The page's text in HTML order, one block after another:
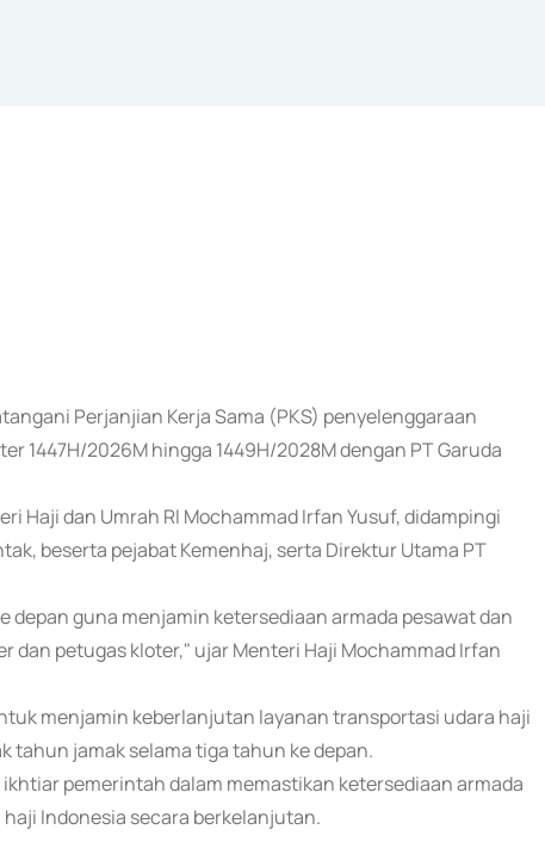
Perjanjian Kerja Sama (PKS) penyelenggaraan
1447H/2026M hingga 1449H/2028M dengan PT Garuda
Haji dan Umrah RI Mochammad Irfan Yusuf, didampingi
beserta pejabat Kemenhaj, serta Direktur Utama PT
guna menjamin ketersediaan armada pesawat dan
dan petugas kloter," ujar Menteri Haji Mochammad Irfan
menjamin keberlanjutan layanan transportasi udara haji
tahun jamak selama tiga tahun ke depan.
pemerintah dalam memastikan ketersediaan armada
Indonesia secara berkelanjutan.